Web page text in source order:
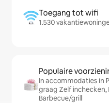
Toegang tot wifi
1.530
Populaire
In accommodaties in
graag Zelf inchecken,
Barbecue/grill